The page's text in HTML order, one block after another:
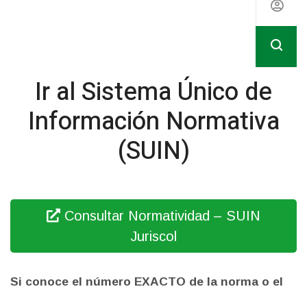
Ir al Sistema Único de
Información Normativa
(SUIN)
Consultar Normatividad – SUIN
Juriscol
Si conoce el número EXACTO de la norma o el